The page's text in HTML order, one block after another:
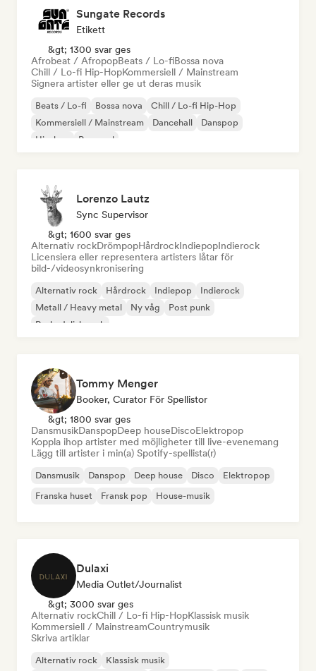
Sungate Records
Etikett
&gt; 1300 svar ges
Afrobeat / AfropopBeats / Lo-fiBossa nova
Chill / Lo-fi Hip-HopKommersiell / Mainstream
Signera artister eller ge ut deras musik
Beats / Lo-fi Bossa nova
Chill / Lo-fi Hip-Hop
Kommersiell / Mainstream
Dancehall
Danspop
Hip-hop
Pop soul
Lorenzo Lautz
Sync Supervisor
&gt; 1600 svar ges
Alternativ rockDrömpopHårdrockIndiepopIndierock
Licensiera eller representera artisters låtar för
bild-/videosynkronisering
Alternativ rock Hårdrock Indiepop
Indierock
Metall / Heavy metal
Ny våg
Post punk
Psykedelisk rock
Tommy Menger
Booker, Curator För Spellistor
&gt; 1800 svar ges
DansmusikDanspopDeep houseDiscoElektropop
Koppla ihop artister med möjligheter till live-evenemang
Lägg till artister i min(a) Spotify-spellista(r)
Dansmusik Danspop Deep house Disco
Elektropop
Franska huset
Fransk pop House-musik
Dulaxi
Media Outlet/Journalist
&gt; 3000 svar ges
Alternativ rockChill / Lo-fi Hip-HopKlassisk musik
Kommersiell / MainstreamCountrymusik
Skriva artiklar
Alternativ rock
Klassisk musik